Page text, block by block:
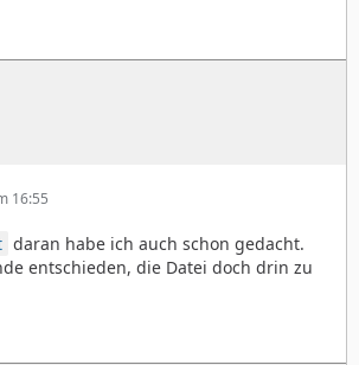
16:55
daran habe ich auch schon gedacht.
entschieden, die Datei doch drin zu